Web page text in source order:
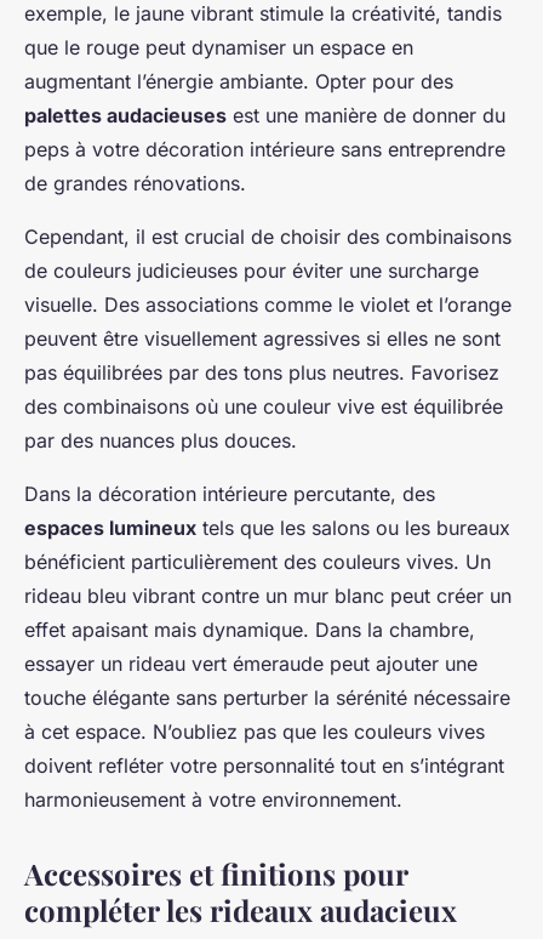
exemple, le jaune vibrant stimule la créativité, tandis
que le rouge peut dynamiser un espace en
augmentant l’énergie ambiante. Opter pour des
palettes audacieuses est une manière de donner du
peps à votre décoration intérieure sans entreprendre
de grandes rénovations.
Cependant, il est crucial de choisir des combinaisons
de couleurs judicieuses pour éviter une surcharge
visuelle. Des associations comme le violet et l’orange
peuvent être visuellement agressives si elles ne sont
pas équilibrées par des tons plus neutres. Favorisez
des combinaisons où une couleur vive est équilibrée
par des nuances plus douces.
Dans la décoration intérieure percutante, des
espaces lumineux tels que les salons ou les bureaux
bénéficient particulièrement des couleurs vives. Un
rideau bleu vibrant contre un mur blanc peut créer un
effet apaisant mais dynamique. Dans la chambre,
essayer un rideau vert émeraude peut ajouter une
touche élégante sans perturber la sérénité nécessaire
à cet espace. N’oubliez pas que les couleurs vives
doivent refléter votre personnalité tout en s’intégrant
harmonieusement à votre environnement.
Accessoires et finitions pour
compléter les rideaux audacieux